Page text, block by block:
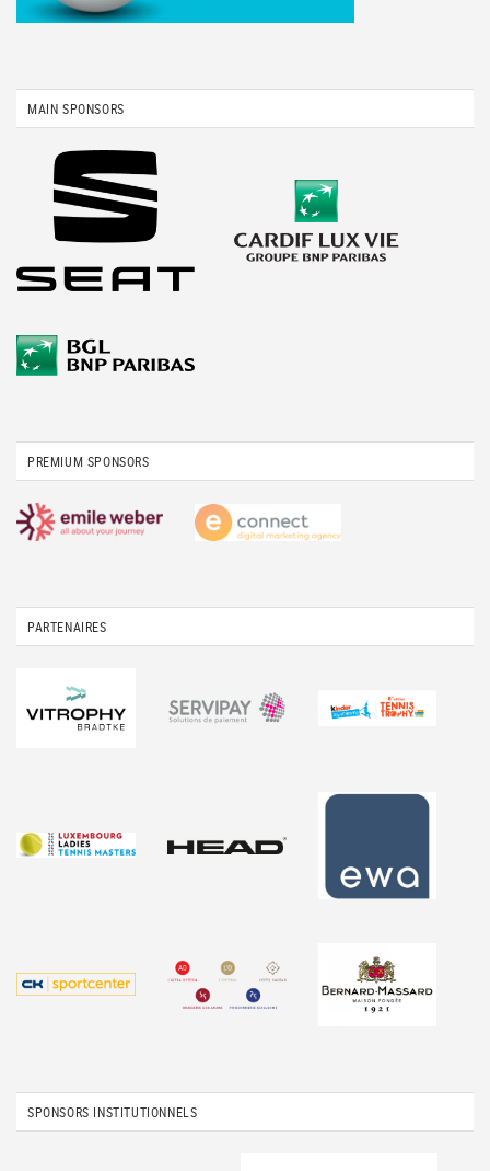
MAIN SPONSORS
PREMIUM SPONSORS
PARTENAIRES
SPONSORS INSTITUTIONNELS